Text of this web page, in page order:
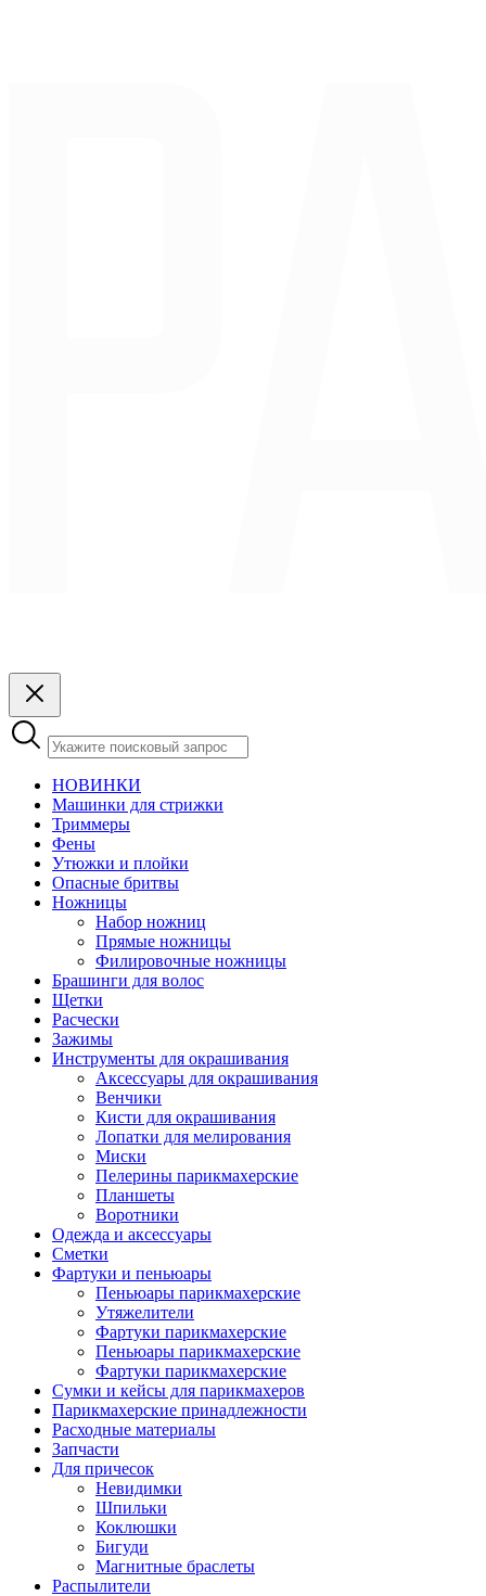
НОВИНКИ
Машинки для стрижки
Триммеры
Фены
Утюжки и плойки
Опасные бритвы
Ножницы
Набор ножниц
Прямые ножницы
Филировочные ножницы
Брашинги для волос
Щетки
Расчески
Зажимы
Инструменты для окрашивания
Аксессуары для окрашивания
Венчики
Кисти для окрашивания
Лопатки для мелирования
Миски
Пелерины парикмахерские
Планшеты
Воротники
Одежда и аксессуары
Сметки
Фартуки и пеньюары
Пеньюары парикмахерские
Утяжелители
Фартуки парикмахерские
Пеньюары парикмахерские
Фартуки парикмахерские
Сумки и кейсы для парикмахеров
Парикмахерские принадлежности
Расходные материалы
Запчасти
Для причесок
Невидимки
Шпильки
Коклюшки
Бигуди
Магнитные браслеты
Распылители